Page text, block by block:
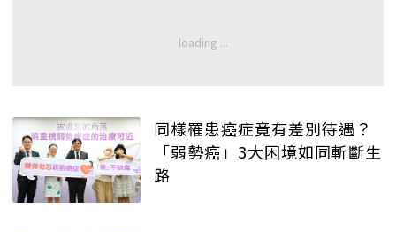
同樣罹患癌症竟有差別待遇？
「弱勢癌」3大困境如同斬斷生
路